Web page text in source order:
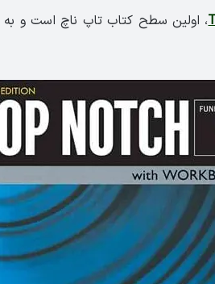
، اولین سطح کتاب تاپ ناچ است و به